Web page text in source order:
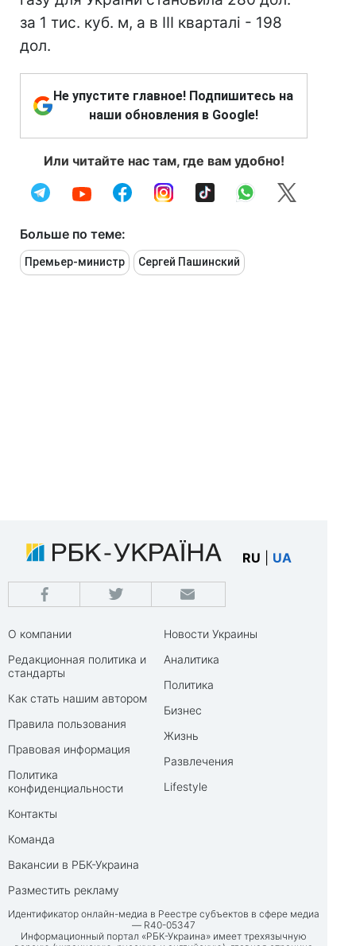
за 1 тис. куб. м, а в III кварталі - 198
дол.
Не упустите главное! Подпишитесь на
наши обновления в Google!
Или читайте нас там, где вам удобно!
Больше по теме:
Премьер-министр Сергей Пашинский
RU UA
О компании
Редакционная политика и
стандарты
Как стать нашим автором
Правила пользования
Правовая информация
Политика
конфиденциальности
Контакты
Команда
Вакансии в РБК-Украина
Разместить рекламу
Новости Украины
Аналитика
Политика
Бизнес
Жизнь
Развлечения
Lifestyle
Идентификатор онлайн-медиа в Реестре субъектов в сфере медиа
— R40-05347
Информационный портал «РБК-Украина» имеет трехязычную